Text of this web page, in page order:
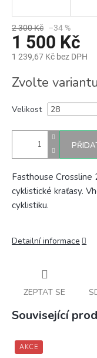
2 300 Kč –34 %
1 500 Kč
1 239,67 Kč bez DPH
cena:
Zvolte variantu
Velikost
Fasthouse Crossline
cyklistické kraťasy.
cyklistiku.
Detailní informace
ZEPTAT SE
Související
AKCE